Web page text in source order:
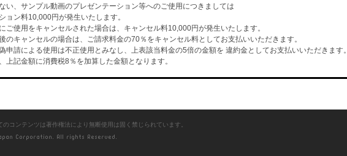
い、サンプル動画のプレゼンテーション等へのご使用につきましては
ョン料10,000円が発生いたします。
ご使用をキャンセルされた場合は、キャンセル料10,000円が発生いたします。
のキャンセルの場合は、ご請求料金の70％をキャンセル料としてお支払いいただきます。
申請による使用は不正使用とみなし、上表該当料金の5倍の金額を 違約金としてお支払いいただきます。
上記金額に消費税8％を加算した金額となります。
コンテンツは著作権法により無断使用は固く禁じられています。